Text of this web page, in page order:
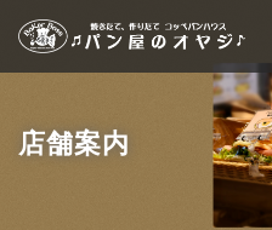
店舗案内